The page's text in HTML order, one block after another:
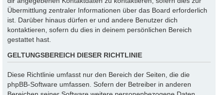
Übermittlung zentraler Informationen über das Board erforderlich
ist. Darüber hinaus dürfen er und andere Benutzer dich
kontaktieren, sofern du dies in deinem persönlichen Bereich
gestattet hast.
GELTUNGSBEREICH DIESER RICHTLINIE
Diese Richtlinie umfasst nur den Bereich der Seiten, die die
phpBB-Software umfassen. Sofern der Betreiber in anderen